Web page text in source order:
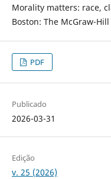
Morality matters: race,
Boston: The McGraw-
PDF
Publicado
2026-03-31
Edição
v. 25 (2026)